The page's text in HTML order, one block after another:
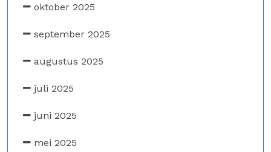
oktober 2025
september 2025
augustus 2025
juli 2025
juni 2025
mei 2025